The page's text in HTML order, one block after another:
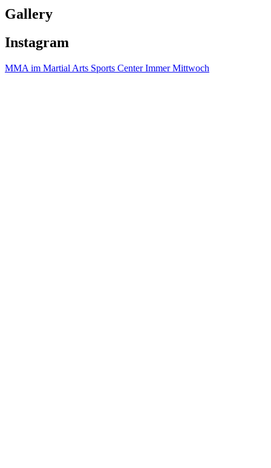
Gallery
Instagram
MMA im Martial Arts Sports Center Immer Mittwoch